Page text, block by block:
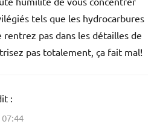
tels que les hydrocarbures
pas dans les détailles de
pas totalement, ça fait mal!
: